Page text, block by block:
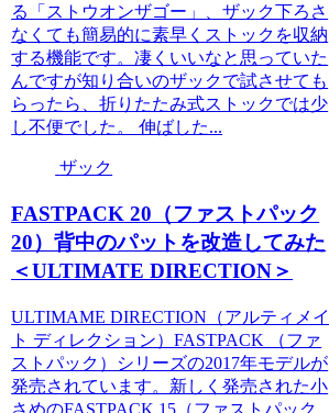
る「ストウオンザゴー」、ザック下ろさ
なくても簡易的に素早くストックを収納
する機能です。凄くいいなと思っていた
んですが知り合いのザックで試させても
らったら、折りたたみ式ストックでは少
し不便でした。 伸ばした...
ザック
FASTPACK 20（ファストパック
20）背中のパットを改造してみた
＜ULTIMATE DIRECTION＞
ULTIMAME DIRECTION（アルティメイ
ト ディレクション）FASTPACK （ファ
ストパック）シリーズの2017年モデルが
発売されています。新しく発売された小
さめのFASTPACK 15（ファストパック